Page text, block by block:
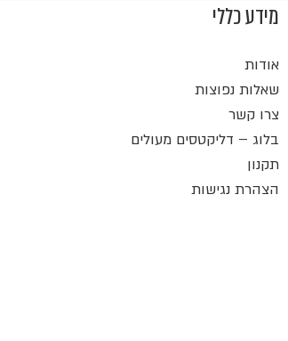
מידע כללי
אודות
שאלות נפוצות
צרו קשר
בלוג – דליקטסים מעולים
תקנון
הצהרת נגישות